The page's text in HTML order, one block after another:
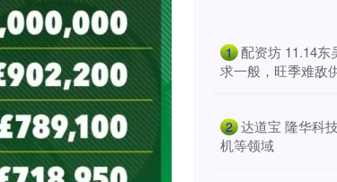
1 配资坊 11.14东
求一般，旺季难敌
2 达道宝 隆华科
机等领域